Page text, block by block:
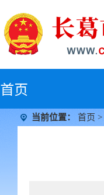
首页
当前位置： 首页 >